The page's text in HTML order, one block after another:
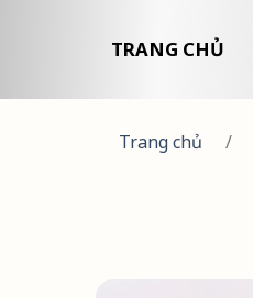
TRANG CHỦ
Trang chủ /